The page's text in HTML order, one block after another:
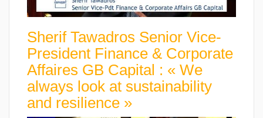
Sherif Tawadros Senior Vice-
President Finance & Corporate
Affaires GB Capital : « We
always look at sustainability
and resilience »